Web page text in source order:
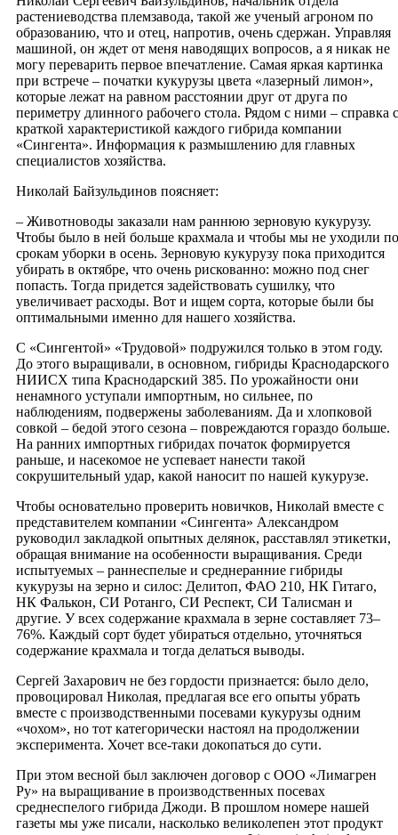
растениеводства племзавода, такой же ученый агроном по
образованию, что и отец, напротив, очень сдержан. Управляя
машиной, он ждет от меня наводящих вопросов, а я никак не
могу переварить первое впечатление. Самая яркая картинка
при встрече – початки кукурузы цвета «лазерный лимон»,
которые лежат на равном расстоянии друг от друга по
периметру длинного рабочего стола. Рядом с ними – справка с
краткой характеристикой каждого гибрида компании
«Сингента». Информация к размышлению для главных
специалистов хозяйства.
Николай Байзульдинов поясняет:
– Животноводы заказали нам раннюю зерновую кукурузу.
Чтобы было в ней больше крахмала и чтобы мы не уходили по
срокам уборки в осень. Зерновую кукурузу пока приходится
убирать в октябре, что очень рискованно: можно под снег
попасть. Тогда придется задействовать сушилку, что
увеличивает расходы. Вот и ищем сорта, которые были бы
оптимальными именно для нашего хозяйства.
С «Сингентой» «Трудовой» подружился только в этом году.
До этого выращивали, в основном, гибриды Краснодарского
НИИСХ типа Краснодарский 385. По урожайности они
ненамного уступали импортным, но сильнее, по
наблюдениям, подвержены заболеваниям. Да и хлопковой
совкой – бедой этого сезона – повреждаются гораздо больше.
На ранних импортных гибридах початок формируется
раньше, и насекомое не успевает нанести такой
сокрушительный удар, какой наносит по нашей кукурузе.
Чтобы основательно проверить новичков, Николай вместе с
представителем компании «Сингента» Александром
руководил закладкой опытных делянок, расставлял этикетки,
обращая внимание на особенности выращивания. Среди
испытуемых – раннеспелые и среднеранние гибриды
кукурузы на зерно и силос: Делитоп, ФАО 210, НК Гитаго,
НК Фалькон, СИ Ротанго, СИ Респект, СИ Талисман и
другие. У всех содержание крахмала в зерне составляет 73–
76%. Каждый сорт будет убираться отдельно, уточняться
содержание крахмала и тогда делаться выводы.
Сергей Захарович не без гордости признается: было дело,
провоцировал Николая, предлагая все его опыты убрать
вместе с производственными посевами кукурузы одним
«чохом», но тот категорически настоял на продолжении
эксперимента. Хочет все-таки докопаться до сути.
При этом весной был заключен договор с ООО «Лимагрен
Ру» на выращивание в производственных посевах
среднеспелого гибрида Джоди. В прошлом номере нашей
газеты мы уже писали, насколько великолепен этот продукт